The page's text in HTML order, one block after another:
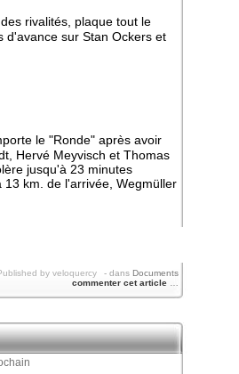
rivalités, plaque tout le
d'avance sur Stan Ockers et
le "Ronde" après avoir
Hervé Meyvisch et Thomas
jusqu'à 23 minutes
km. de l'arrivée, Wegmüller
by veloquercy - dans Documents
commenter cet article